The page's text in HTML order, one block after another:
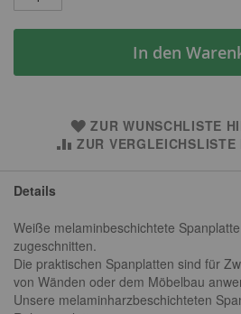
In den
ZUR WUNSCHLISTE
ZUR VERGLEICHSLISTE
Details
Weiße melaminbeschichtete
zugeschnitten.
Die praktischen Spanplatten sind für
von Wänden oder dem Möbelbau
Unsere melaminharzbeschichteten